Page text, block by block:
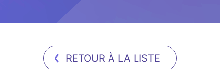
RETOUR À LA LISTE